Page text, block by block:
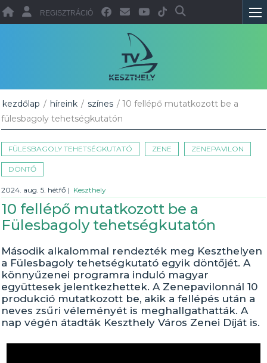
REGISZTRÁCIÓ
kezdőlap / híreink / színes / 10 fellépő mutatkozott be a
fülesbagoly tehetségkutatón
FÜLESBAGOLY TEHETSÉGKUTATÓ ZENE ZENEPAVILON
DÖNTŐ
2024. aug. 5. hétfő | Keszthely
10 fellépő mutatkozott be a
Fülesbagoly tehetségkutatón
Második alkalommal rendezték meg Keszthelyen
a Fülesbagoly tehetségkutató egyik döntőjét. A
könnyűzenei programra induló magyar
együttesek jelentkezhettek. A Zenepavilonnál 10
produkció mutatkozott be, akik a fellépés után a
neves zsűri véleményét is meghallgathatták. A
nap végén átadták Keszthely Város Zenei Díját is.